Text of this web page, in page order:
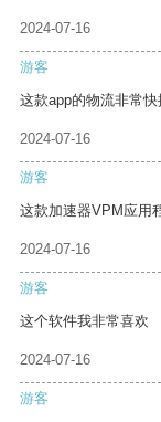
2024-07-16
游客
这款app的物流非常快
2024-07-16
游客
这款加速器VPM应用
2024-07-16
游客
这个软件我非常喜欢
2024-07-16
游客